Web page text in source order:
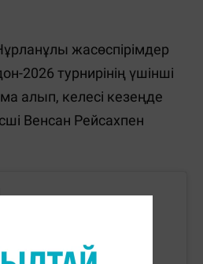
жасөспірімдер
2026 турнирінің үшінші
алып, келесі кезеңде
Венсан Рейсахпен